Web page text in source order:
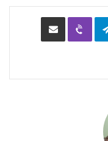
Telegram
Viber مشاركة عبر البريد